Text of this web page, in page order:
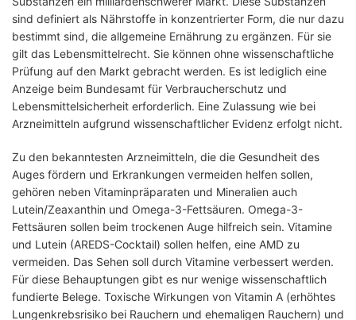
sind definiert als Nährstoffe in konzentrierter Form, die nur dazu
bestimmt sind, die allgemeine Ernährung zu ergänzen. Für sie
gilt das Lebensmittelrecht. Sie können ohne wissenschaftliche
Prüfung auf den Markt gebracht werden. Es ist lediglich eine
Anzeige beim Bundesamt für Verbraucherschutz und
Lebensmittelsicherheit erforderlich. Eine Zulassung wie bei
Arzneimitteln aufgrund wissenschaftlicher Evidenz erfolgt nicht.
Zu den bekanntesten Arzneimitteln, die die Gesundheit des
Auges fördern und Erkrankungen vermeiden helfen sollen,
gehören neben Vitaminpräparaten und Mineralien auch
Lutein/Zeaxanthin und Omega-3-Fettsäuren. Omega-3-
Fettsäuren sollen beim trockenen Auge hilfreich sein. Vitamine
und Lutein (AREDS-Cocktail) sollen helfen, eine AMD zu
vermeiden. Das Sehen soll durch Vitamine verbessert werden.
Für diese Behauptungen gibt es nur wenige wissenschaftlich
fundierte Belege. Toxische Wirkungen von Vitamin A (erhöhtes
Lungenkrebsrisiko bei Rauchern und ehemaligen Rauchern) und